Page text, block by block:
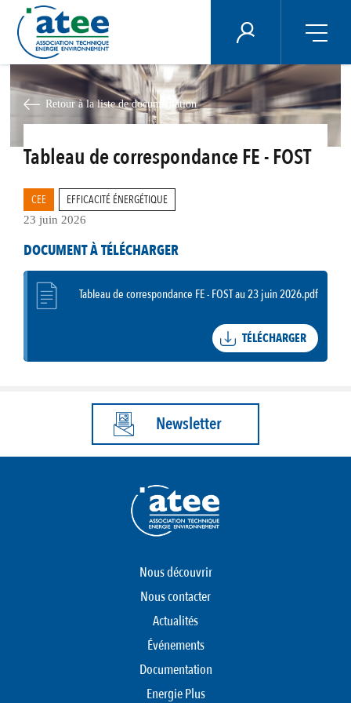
au
contenu
principal
ÉNERGIE PLUS
Retour à la liste de documentation
Tableau de correspondance FE - FOST
CEE EFFICACITÉ ÉNERGÉTIQUE
23 juin 2026
DOCUMENT À TÉLÉCHARGER
Tableau de correspondance FE - FOST au 23 juin 2026.pdf
TÉLÉCHARGER
Newsletter
Nous découvrir
Nous contacter
Actualités
Événements
Documentation
Energie Plus
Panneau de gestion des cookies